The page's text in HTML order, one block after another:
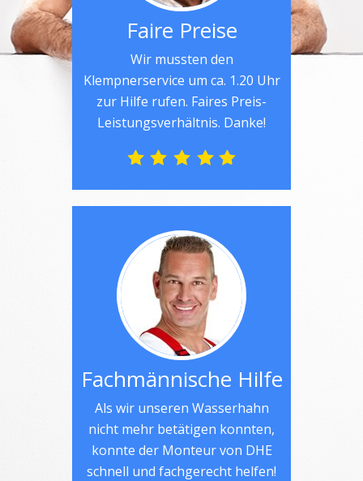
Faire Preise
Wir mussten den
Klempnerservice um ca. 1.20 Uhr
zur Hilfe rufen. Faires Preis-
Leistungsverhältnis. Danke!
Fachmännische Hilfe
Als wir unseren Wasserhahn
nicht mehr betätigen konnten,
konnte der Monteur von DHE
schnell und fachgerecht helfen!